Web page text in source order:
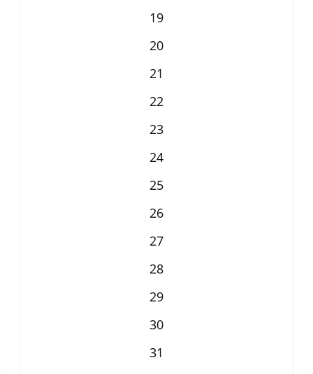
19
20
21
22
23
24
25
26
27
28
29
30
31